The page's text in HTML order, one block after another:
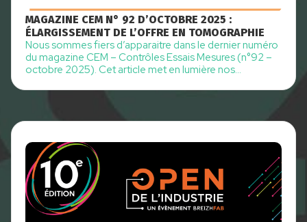
MAGAZINE CEM N° 92 D’OCTOBRE 2025 :
ÉLARGISSEMENT DE L’OFFRE EN TOMOGRAPHIE
Nous sommes fiers d’apparaitre dans le dernier numéro
du magazine CEM – Contrôles Essais Mesures (n°92 –
octobre 2025). Cet article met en lumière nos
faire de notre équipe.